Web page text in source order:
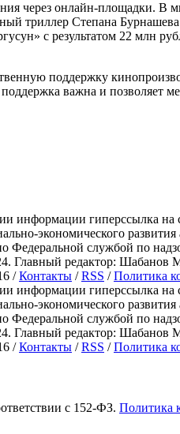
через онлайн-площадки.
триллер Степана
с результатом 22 млн
поддержку
важна и позволяет
гиперссылка на
экономического
Федеральной службой по
редактор: Шабанов
/Контакты /RSS /Политика
гиперссылка на
экономического
Федеральной службой по
редактор: Шабанов
/Контакты /RSS /Политика
с 152-ФЗ. Политика